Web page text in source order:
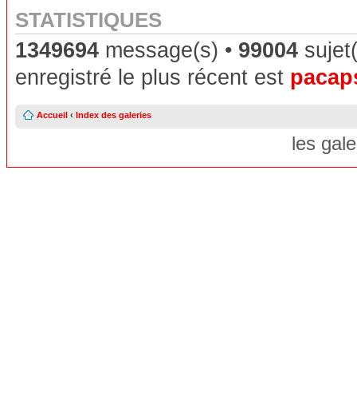
STATISTIQUES
1349694 message(s) • 99004
enregistré le plus récent est
Accueil ‹ Index des galeries
les